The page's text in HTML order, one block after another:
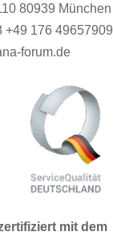
80939 München
+49 176 49657909
forum.de
mit dem